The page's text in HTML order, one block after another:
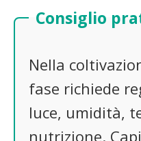
Consiglio
Nella
fase richiede
luce, umidità,
nutrizione.